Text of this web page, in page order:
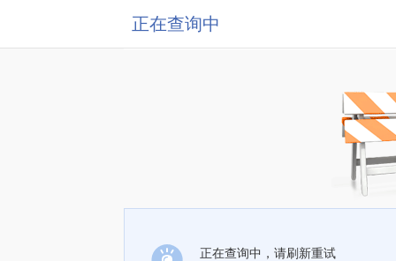
正在查询中
正在查询中，请刷新重试